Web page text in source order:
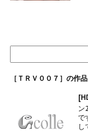
［ＴＲＶ００７］の作品
ン
で
し